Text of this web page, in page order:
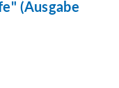
(Ausgabe